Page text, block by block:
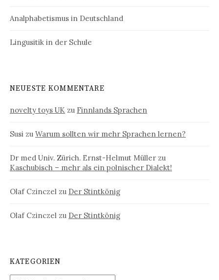
Analphabetismus in Deutschland
Lingusitik in der Schule
NEUESTE KOMMENTARE
novelty toys UK zu Finnlands Sprachen
Susi zu Warum sollten wir mehr Sprachen lernen?
Dr med Univ. Zürich. Ernst-Helmut Müller zu
Kaschubisch – mehr als ein polnischer Dialekt!
Olaf Czinczel zu Der Stintkönig
Olaf Czinczel zu Der Stintkönig
KATEGORIEN